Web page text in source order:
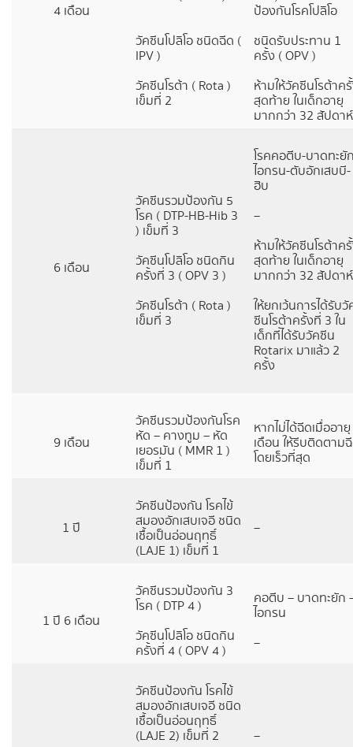
4 เดือน
วัคซีนโปลิโอ ชนิดฉีด (
IPV )
วัคซีนโรต้า ( Rota )
เข็มที่ 2
ป้องกันโรคโปลิโอ
ชนิดรับประทาน 1
ครั้ง ( OPV )
ห้ามให้วัคซีนโรต้าค
สุดท้าย ในเด็กอายุ
มากกว่า 32 สัปดาห์
6 เดือน
วัคซีนรวมป้องกัน 5
โรค ( DTP-HB-Hib 3
) เข็มที่ 3
วัคซีนโปลิโอ ชนิดกิน
ครั้งที่ 3 ( OPV 3 )
วัคซีนโรต้า ( Rota )
เข็มที่ 3
โรคคอตีบ-บาดทะยั
ไอกรน-ตับอักเสบบี-
ฮิบ
–
ห้ามให้วัคซีนโรต้าค
สุดท้าย ในเด็กอายุ
มากกว่า 32 สัปดาห์
ให้ยกเว้นการได้รับวั
ซีนโรต้าครั้งที่ 3 ใน
เด็กที่ได้รับวัคซีน
Rotarix มาแล้ว 2
ครั้ง
9 เดือน
วัคซีนรวมป้องกันโรค
หัด – คางทูม – หัด
เยอรมัน ( MMR 1 )
เข็มที่ 1
หากไม่ได้ฉีดเมื่ออา
เดือน ให้รีบติดตาม
โดยเร็วที่สุด
1 ปี
วัคซีนป้องกัน โรคไข้
สมองอักเสบเจอี ชนิด
เชื้อเป็นอ่อนฤทธิ์
(LAJE 1) เข็มที่ 1
–
1 ปี 6 เดือน
วัคซีนรวมป้องกัน 3
โรค ( DTP 4 )
วัคซีนโปลิโอ ชนิดกิน
ครั้งที่ 4 ( OPV 4 )
คอตีบ – บาดทะยัก
ไอกรน
–
วัคซีนป้องกัน โรคไข้
สมองอักเสบเจอี ชนิด
เชื้อเป็นอ่อนฤทธิ์
(LAJE 2) เข็มที่ 2
–